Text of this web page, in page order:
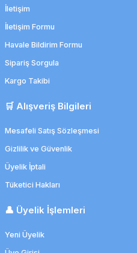
İletişim
İletişim Formu
Havale Bildirim Formu
Sipariş Sorgula
Kargo Takibi
🛒 Alışveriş Bilgileri
Mesafeli Satış Sözleşmesi
Gizlilik ve Güvenlik
Üyelik İptali
Tüketici Hakları
👤 Üyelik İşlemleri
Yeni Üyelik